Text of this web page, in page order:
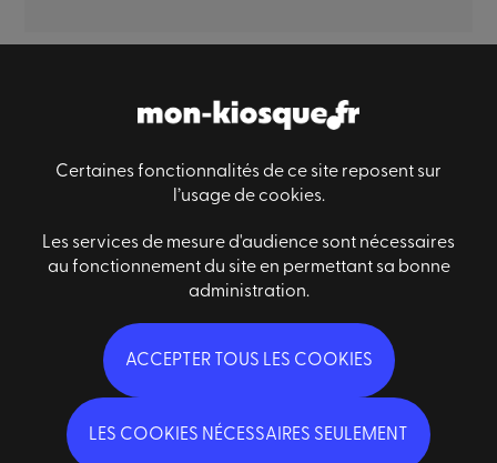
Certaines fonctionnalités de ce site reposent sur
l’usage de cookies.
Les services de mesure d'audience sont nécessaires
au fonctionnement du site en permettant sa bonne
administration.
ACCEPTER TOUS LES COOKIES
LES COOKIES NÉCESSAIRES SEULEMENT
Informations générales
Conditions générales de ventes
Mentions légales
Des questions ?
Nous contacter
Qui sommes-nous ?
Abonnez-vous à notre newsletter